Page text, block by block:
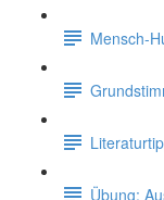
Mensch-
Übung: